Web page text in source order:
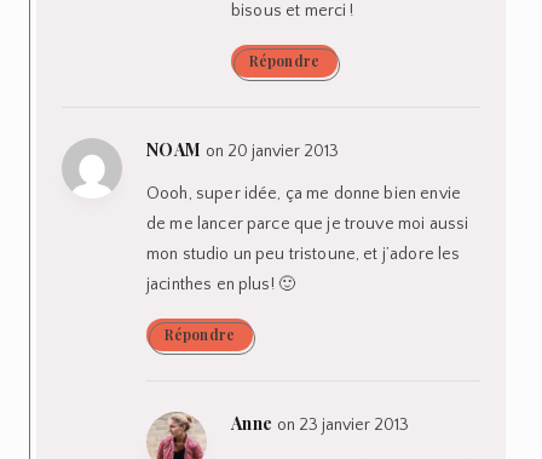
bisous et merci !
Répondre
NOAM on 20 janvier 2013
Oooh, super idée, ça me donne bien envie
de me lancer parce que je trouve moi aussi
mon studio un peu tristoune, et j’adore les
jacinthes en plus! 🙂
Répondre
Anne on 23 janvier 2013